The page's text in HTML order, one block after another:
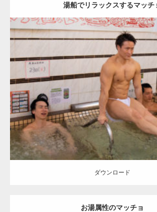
湯船でリラックスするマッチ
Update:2023.02.21
Category:筋肉銭湯2 その他 YOSHI AKIHITO(細マ
上腕三頭筋 腹筋 川口 (埼
ダウンロード
ダウンロード
お湯属性のマッチョ